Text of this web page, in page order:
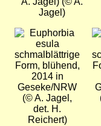
Jagel)
Bild
schmalblättrige
Form, blühend,
2014 in
Geseke/NRW
(© A. Jagel,
det. H.
Reichert)